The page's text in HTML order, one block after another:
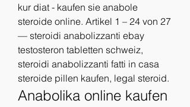
kur diat - kaufen sie anabole
steroide online. Artikel 1 – 24 von 27
— steroidi anabolizzanti ebay
testosteron tabletten schweiz,
steroidi anabolizzanti fatti in casa
steroide pillen kaufen, legal steroid.
Anabolika online kaufen